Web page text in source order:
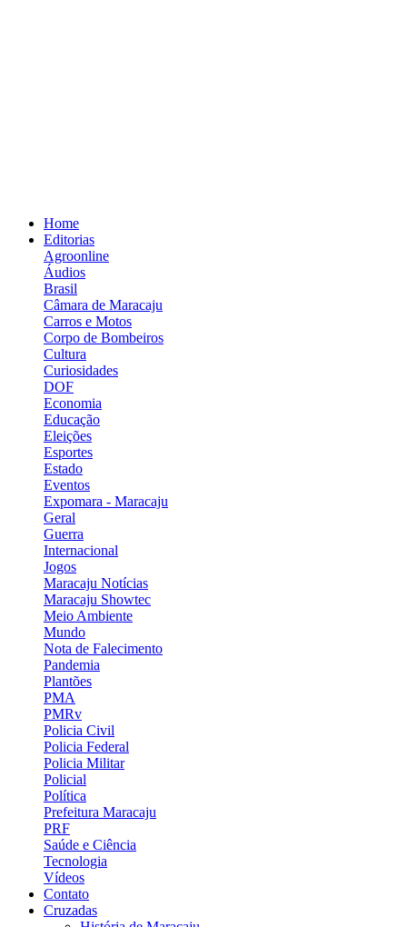
Home
Editorias
Agroonline
Áudios
Brasil
Câmara de Maracaju
Carros e Motos
Corpo de Bombeiros
Cultura
Curiosidades
DOF
Economia
Educação
Eleições
Esportes
Estado
Eventos
Expomara - Maracaju
Geral
Guerra
Internacional
Jogos
Maracaju Notícias
Maracaju Showtec
Meio Ambiente
Mundo
Nota de Falecimento
Pandemia
Plantões
PMA
PMRv
Policia Civil
Policia Federal
Policia Militar
Policial
Política
Prefeitura Maracaju
PRF
Saúde e Ciência
Tecnologia
Vídeos
Contato
Cruzadas